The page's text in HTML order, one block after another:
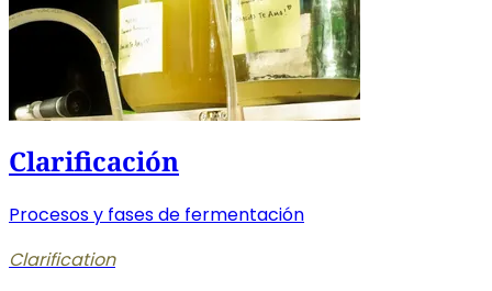
Clarificación
Procesos y fases de fermentación
Clarification